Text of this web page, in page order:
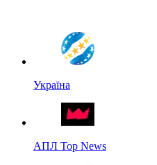
Україна
АПЛ Top News